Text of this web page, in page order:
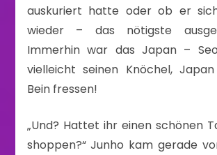
auskuriert hatte oder ob er
wieder – das nötigste
Immerhin war das Japan –
vielleicht seinen Knöchel,
Bein fressen!
„Und? Hattet ihr einen schönen
shoppen?“ Junho kam gerade